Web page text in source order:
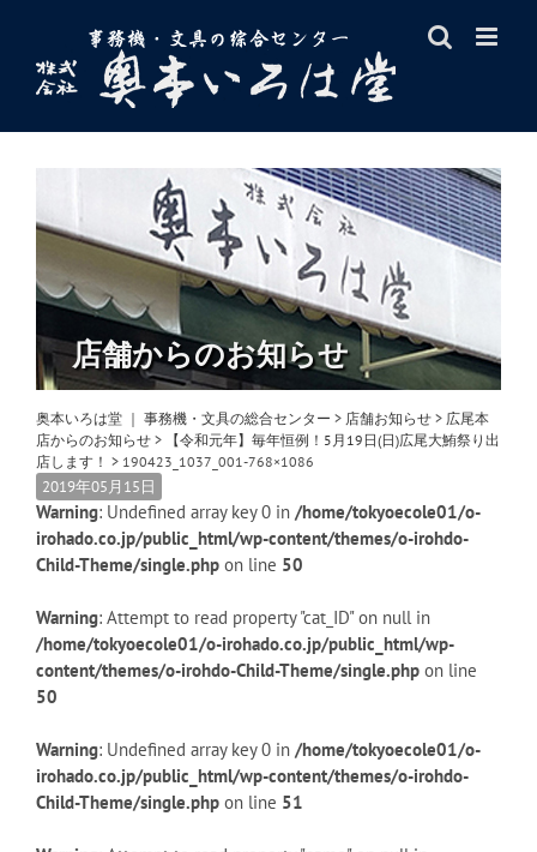
content
店舗からのお知らせ
奥本いろは堂 ｜ 事務機・文具の総合センター > 店舗お知らせ > 広尾本
店からのお知らせ >
【令和元年】毎年恒例！5月19日(日)広尾大鮪祭り出
店します！ > 190423_1037_001-768×1086
2019年05月15日
Warning: Undefined array key 0 in /home/tokyoecole01/o-
irohado.co.jp/public_html/wp-content/themes/o-irohdo-
Child-Theme/single.php on line 50
Warning: Attempt to read property "cat_ID" on null in
/home/tokyoecole01/o-irohado.co.jp/public_html/wp-
content/themes/o-irohdo-Child-Theme/single.php on line
50
Warning: Undefined array key 0 in /home/tokyoecole01/o-
irohado.co.jp/public_html/wp-content/themes/o-irohdo-
Child-Theme/single.php on line 51